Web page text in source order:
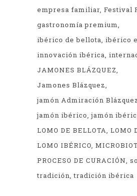
empresa familiar Festival
gastronomía premium
ibérico de bellota ibérico
innovación ibérica
JAMONES BLÁZQUEZ
Jamones Blázquez
jamón Admiración
jamón ibérico jamón
LOMO DE BELLOTA LOMO
LOMO IBÉRICO
PROCESO DE CURACIÓN
tradición tradición ibérica